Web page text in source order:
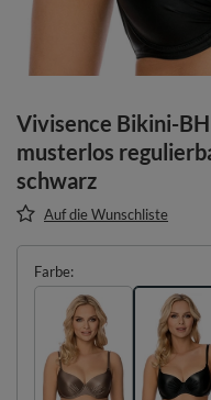
Vivisence Bikini-
musterlos
schwarz
Auf die Wunschliste
Farbe